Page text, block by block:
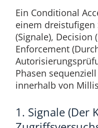
Ein Conditional
einem dreistufigen
(Signale), Decision
Enforcement
Phasen
innerhalb von
1. Signale (Der